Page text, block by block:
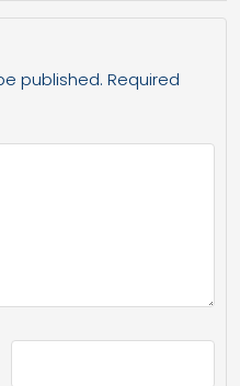
published. Required